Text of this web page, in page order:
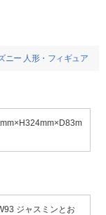
ニー 人形・フィギュア
ジャスミンとお